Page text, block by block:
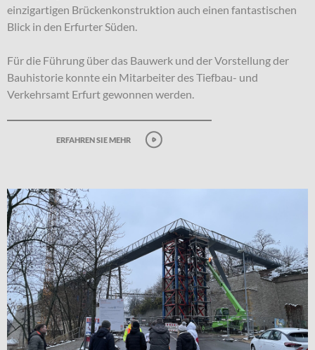
einzigartigen Brückenkonstruktion auch einen fantastischen
Blick in den Erfurter Süden.
Für die Führung über das Bauwerk und der Vorstellung der
Bauhistorie konnte ein Mitarbeiter des Tiefbau- und
Verkehrsamt Erfurt gewonnen werden.
erfahren sie mehr